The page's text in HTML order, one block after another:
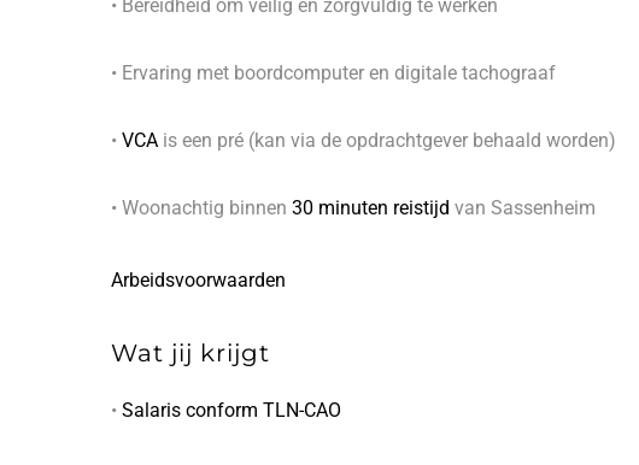
• Bereidheid om veilig en zorgvuldig te werken
• Ervaring met boordcomputer en digitale tachograaf
• VCA is een pré (kan via de opdrachtgever behaald worden)
• Woonachtig binnen 30 minuten reistijd van Sassenheim
Arbeidsvoorwaarden
Wat jij krijgt
• Salaris conform TLN-CAO